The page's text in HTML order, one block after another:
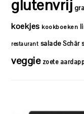
glutenvrij
koekjes kookboeken
restaurant salade Schär
veggie zoete